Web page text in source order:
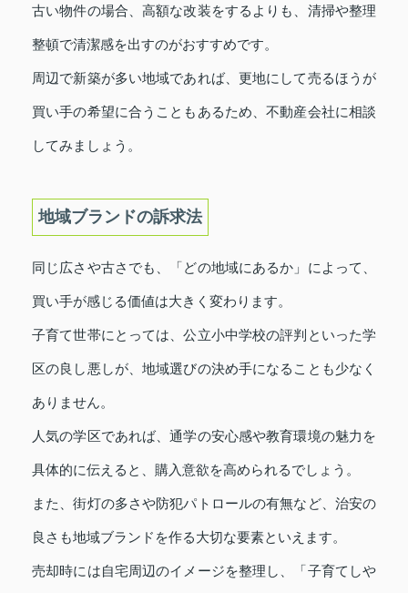
古い物件の場合、高額な改装をするよりも、清掃や整理
整頓で清潔感を出すのがおすすめです。
周辺で新築が多い地域であれば、更地にして売るほうが
買い手の希望に合うこともあるため、不動産会社に相談
してみましょう。
地域ブランドの訴求法
同じ広さや古さでも、「どの地域にあるか」によって、
買い手が感じる価値は大きく変わります。
子育て世帯にとっては、公立小中学校の評判といった学
区の良し悪しが、地域選びの決め手になることも少なく
ありません。
人気の学区であれば、通学の安心感や教育環境の魅力を
具体的に伝えると、購入意欲を高められるでしょう。
また、街灯の多さや防犯パトロールの有無など、治安の
良さも地域ブランドを作る大切な要素といえます。
売却時には自宅周辺のイメージを整理し、「子育てしや